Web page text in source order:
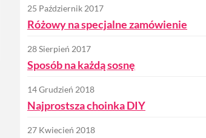
25 Październik 2017
Różowy na specjalne zamówienie
28 Sierpień 2017
Sposób na każdą sosnę
14 Grudzień 2018
Najprostsza choinka DIY
27 Kwiecień 2018